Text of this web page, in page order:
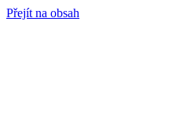
Přejít na obsah